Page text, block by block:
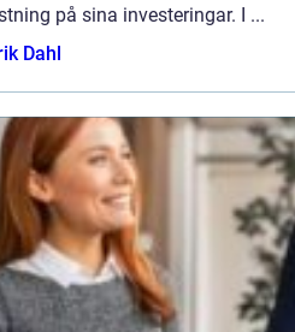
på sina investeringar. I ...
Dahl